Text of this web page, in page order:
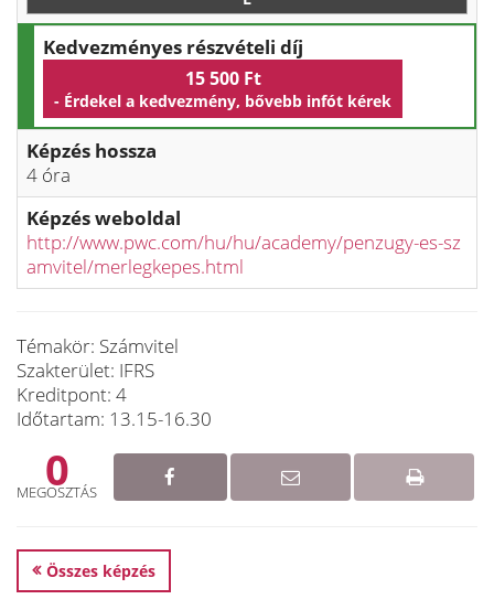
Kedvezményes részvételi díj
15 500 Ft
- Érdekel a kedvezmény, bővebb infót kérek
Képzés hossza
4 óra
Képzés weboldal
http://www.pwc.com/hu/hu/academy/penzugy-es-sz
amvitel/merlegkepes.html
Témakör: Számvitel
Szakterület: IFRS
Kreditpont: 4
Időtartam: 13.15-16.30
0
MEGOSZTÁS
Összes képzés